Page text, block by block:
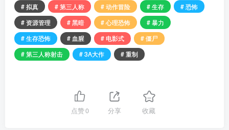
# 拟真
# 第三人称 # 动作冒险 # 生存
# 恐怖
# 资源管理
# 黑暗 # 心理恐怖
# 暴力
# 生存恐怖
# 血腥 # 电影式
# 僵尸
# 第三人称射击
# 3A大作 # 重制
点赞0 分享 收藏